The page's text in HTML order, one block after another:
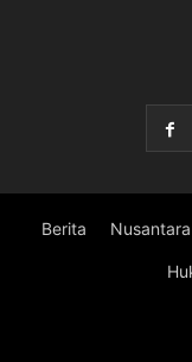
Berita Nusantara